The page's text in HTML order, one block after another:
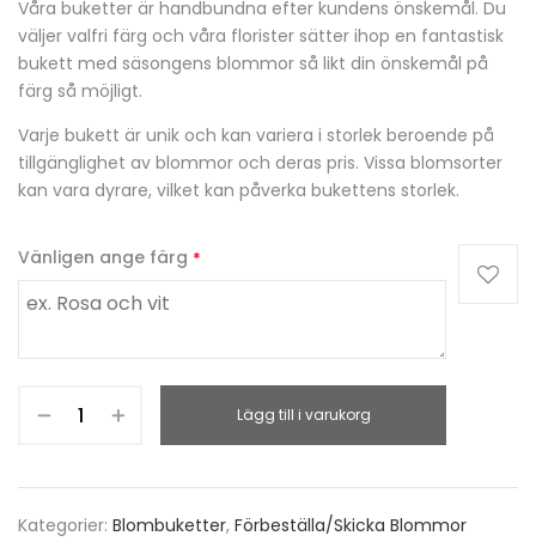
Våra buketter är handbundna efter kundens önskemål. Du
väljer valfri färg och våra florister sätter ihop en fantastisk
bukett med säsongens blommor så likt din önskemål på
färg så möjligt.
Varje bukett är unik och kan variera i storlek beroende på
tillgänglighet av blommor och deras pris. Vissa blomsorter
kan vara dyrare, vilket kan påverka bukettens storlek.
Vänligen ange färg *
Lägg till i varukorg
Kategorier: Blombuketter, Förbeställa/Skicka Blommor